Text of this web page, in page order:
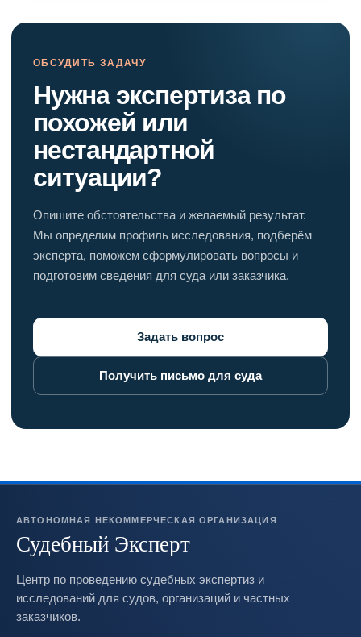
ОБСУДИТЬ ЗАДАЧУ
Нужна экспертиза по
похожей или
нестандартной
ситуации?
Опишите обстоятельства и желаемый результат.
Мы определим профиль исследования, подберём
эксперта, поможем сформулировать вопросы и
подготовим сведения для суда или заказчика.
Задать вопрос
Получить письмо для суда
АВТОНОМНАЯ НЕКОММЕРЧЕСКАЯ ОРГАНИЗАЦИЯ
Судебный Эксперт
Центр по проведению судебных экспертиз и
исследований для судов, организаций и частных
заказчиков.